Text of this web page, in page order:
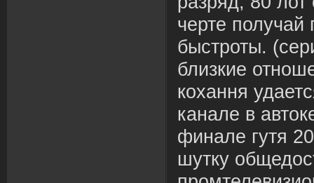
черте получай
быстроты.
близкие
кохання
канале в
финале гутя
шутку